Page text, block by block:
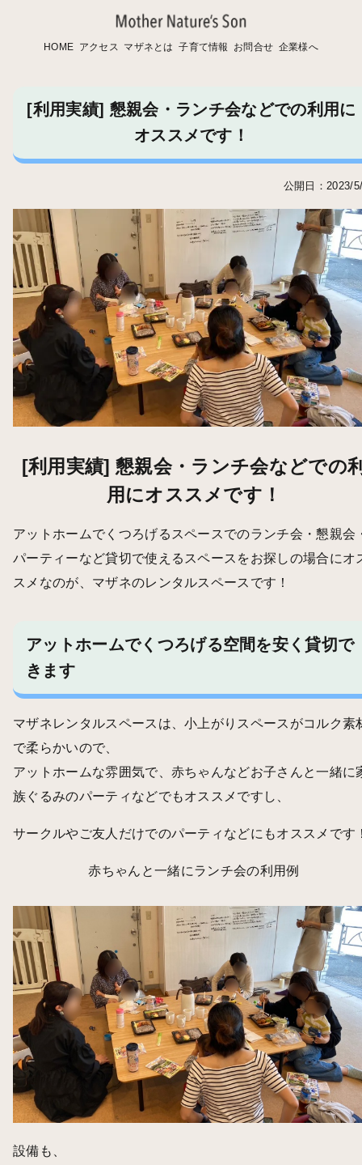
HOME アクセス マザネとは 子育て情報 お問合せ 企業様へ
[利用実績] 懇親会・ランチ会などでの利用に
オススメです！
公開日：2023/
[利用実績] 懇親会・ランチ会などでの
用にオススメです！
アットホームでくつろげるスペースでのランチ会・懇親会
パーティーなど貸切で使えるスペースをお探しの場合にオ
スメなのが、マザネのレンタルスペースです！
アットホームでくつろげる空間を安く貸切で
きます
マザネレンタルスペースは、小上がりスペースがコルク素
で柔らかいので、
アットホームな雰囲気で、赤ちゃんなどお子さんと一緒に
族ぐるみのパーティなどでもオススメですし、
サークルやご友人だけでのパーティなどにもオススメです
赤ちゃんと一緒にランチ会の利用例
設備も、